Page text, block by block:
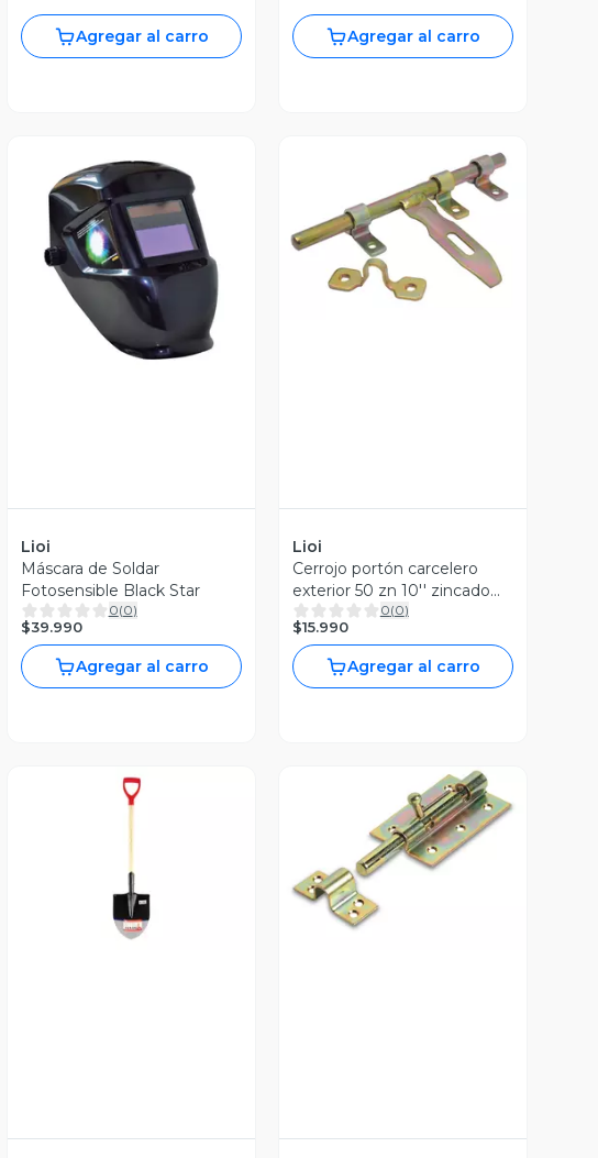
Agregar al carro Agregar al carro
Vista Previa
Lioi
Máscara de Soldar
Fotosensible Black Star
0(0)
$39.990
Agregar al carro
Vista Previa
Lioi
Cerrojo portón carcelero
exterior 50 zn 10'' zincado
Lioi
0(0)
$15.990
Agregar al carro
Vista Previa Vista Previa